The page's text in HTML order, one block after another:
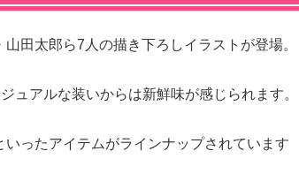
田太郎ら7人の描き下ろしイラストが登場。
ュアルな装いからは新鮮味が感じられます。
いったアイテムがラインナップされています